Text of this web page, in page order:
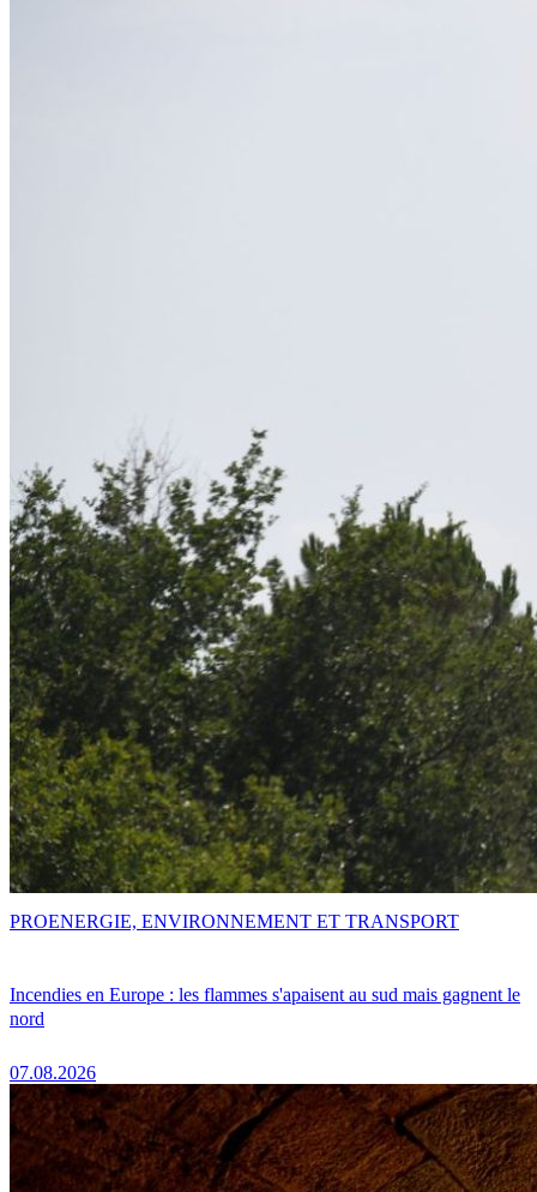
Incendies en Europe : les flammes s'apaisent au sud mais gagnent le
nord
07.08.2026
PROENERGIE, ENVIRONNEMENT ET TRANSPORT